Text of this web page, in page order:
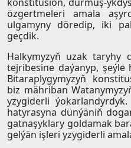
özgertmeleri amala
ulgamyny döredip, iki
geçdik.
Halkymyzyň uzak taryhy
tejribesine daýanyp, şeýle
Bitaraplygymyzyň
biz mähriban
yzygiderli
hatyrasyna dünýäniň
gatnaşyklary goldamak
gelýän işleri yzygiderli